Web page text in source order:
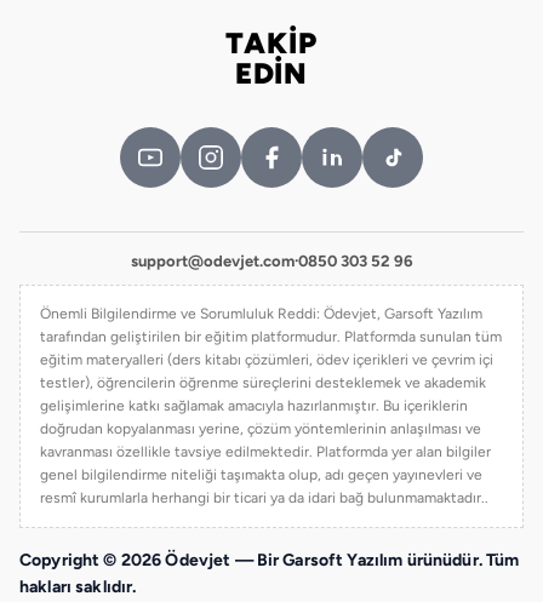
TAKİP
EDİN
support@odevjet.com·0850 303 52 96
Önemli Bilgilendirme ve Sorumluluk Reddi: Ödevjet, Garsoft Yazılım
tarafından geliştirilen bir eğitim platformudur. Platformda sunulan tüm
eğitim materyalleri (ders kitabı çözümleri, ödev içerikleri ve çevrim içi
testler), öğrencilerin öğrenme süreçlerini desteklemek ve akademik
gelişimlerine katkı sağlamak amacıyla hazırlanmıştır. Bu içeriklerin
doğrudan kopyalanması yerine, çözüm yöntemlerinin anlaşılması ve
kavranması özellikle tavsiye edilmektedir. Platformda yer alan bilgiler
genel bilgilendirme niteliği taşımakta olup, adı geçen yayınevleri ve
resmî kurumlarla herhangi bir ticari ya da idari bağ bulunmamaktadır..
Copyright © 2026 Ödevjet — Bir Garsoft Yazılım ürünüdür. Tüm
hakları saklıdır.